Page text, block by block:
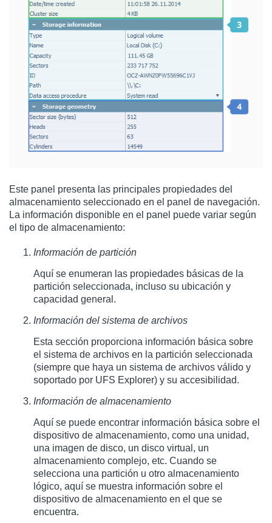
Este panel presenta las principales propiedades del
almacenamiento seleccionado en el panel de navegación.
La información disponible en el panel puede variar según
el tipo de almacenamiento:
Información de partición
Aquí se enumeran las propiedades básicas de la
partición seleccionada, incluso su ubicación y
capacidad general.
Información del sistema de archivos
Esta sección proporciona información básica sobre
el sistema de archivos en la partición seleccionada
(siempre que haya un sistema de archivos válido y
soportado por UFS Explorer) y su accesibilidad.
Información de almacenamiento
Aquí se puede encontrar información básica sobre el
dispositivo de almacenamiento, como una unidad,
una imagen de disco, un disco virtual, un
almacenamiento complejo, etc. Cuando se
selecciona una partición u otro almacenamiento
lógico, aquí se muestra información sobre el
dispositivo de almacenamiento en el que se
encuentra.